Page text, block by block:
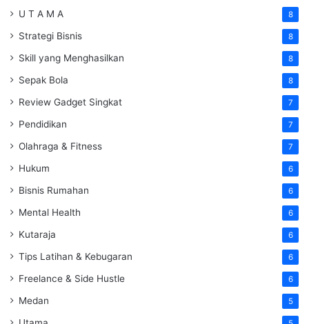
U T A M A 8
Strategi Bisnis 8
Skill yang Menghasilkan 8
Sepak Bola 8
Review Gadget Singkat 7
Pendidikan 7
Olahraga & Fitness 7
Hukum 6
Bisnis Rumahan 6
Mental Health 6
Kutaraja 6
Tips Latihan & Kebugaran 6
Freelance & Side Hustle 6
Medan 5